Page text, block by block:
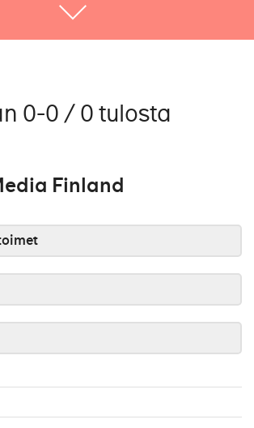
0-0 / 0 tulosta
Finland